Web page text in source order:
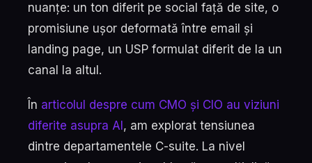
nuanțe: un ton diferit pe social față de site, o
promisiune ușor deformată între email și
landing page, un USP formulat diferit de la un
canal la altul.
În articolul despre cum CMO și CIO au viziuni
diferite asupra AI , am explorat tensiunea
dintre departamentele C-suite. La nivel